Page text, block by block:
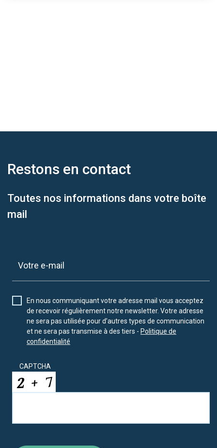
Restons en contact
Toutes nos informations dans votre boîte
mail
En nous communiquant votre adresse mail vous acceptez
de recevoir régulièrement notre newsletter. Votre adresse
ne sera pas utilisée pour d’autres types de communication
et ne sera pas transmise à des tiers - Politique de
confidentialité
CAPTCHA